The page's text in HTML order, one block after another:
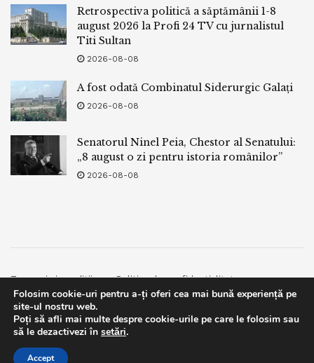
Retrospectiva politică a săptămânii 1-8
august 2026 la Profi 24 TV cu jurnalistul
Titi Sultan
2026-08-08
A fost odată Combinatul Siderurgic Galați
2026-08-08
Senatorul Ninel Peia, Chestor al Senatului:
„8 august o zi pentru istoria românilor”
2026-08-08
Termeni si conditii
Politica de confidentialitate
Facebook
Contact
© 2019bpnews- Business & Politics Newsbpnews.
Folosim cookie-uri pentru a-ți oferi cea mai bună experiență pe
site-ul nostru web.
Poți să afli mai multe despre cookie-urile pe care le folosim sau
să le dezactivezi în setări.
Accept
This website uses GDPR cookies. By continuing to use this
website you are giving consent to cookies being used. Visit our